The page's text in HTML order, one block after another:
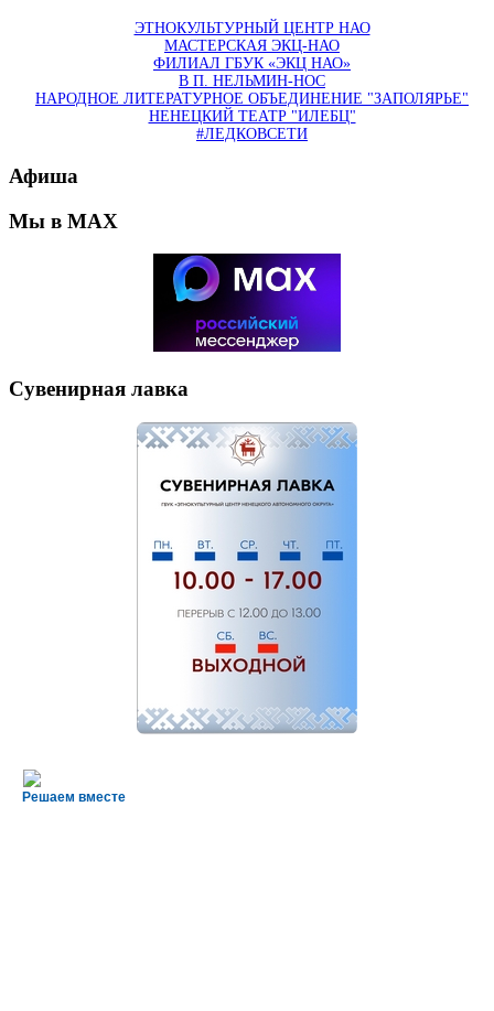
ЭТНОКУЛЬТУРНЫЙ ЦЕНТР НАО
МАСТЕРСКАЯ ЭКЦ-НАО
ФИЛИАЛ ГБУК «ЭКЦ НАО»
В П. НЕЛЬМИН-НОС
НАРОДНОЕ ЛИТЕРАТУРНОЕ ОБЪЕДИНЕНИЕ "ЗАПОЛЯРЬЕ"
НЕНЕЦКИЙ ТЕАТР "ИЛЕБЦ"
#ЛЕДКОВСЕТИ
Афиша
Мы в MAX
Сувенирная лавка
Решаем вместе